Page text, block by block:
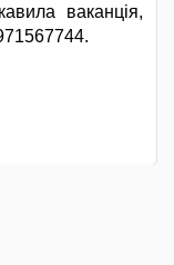
ваканція,